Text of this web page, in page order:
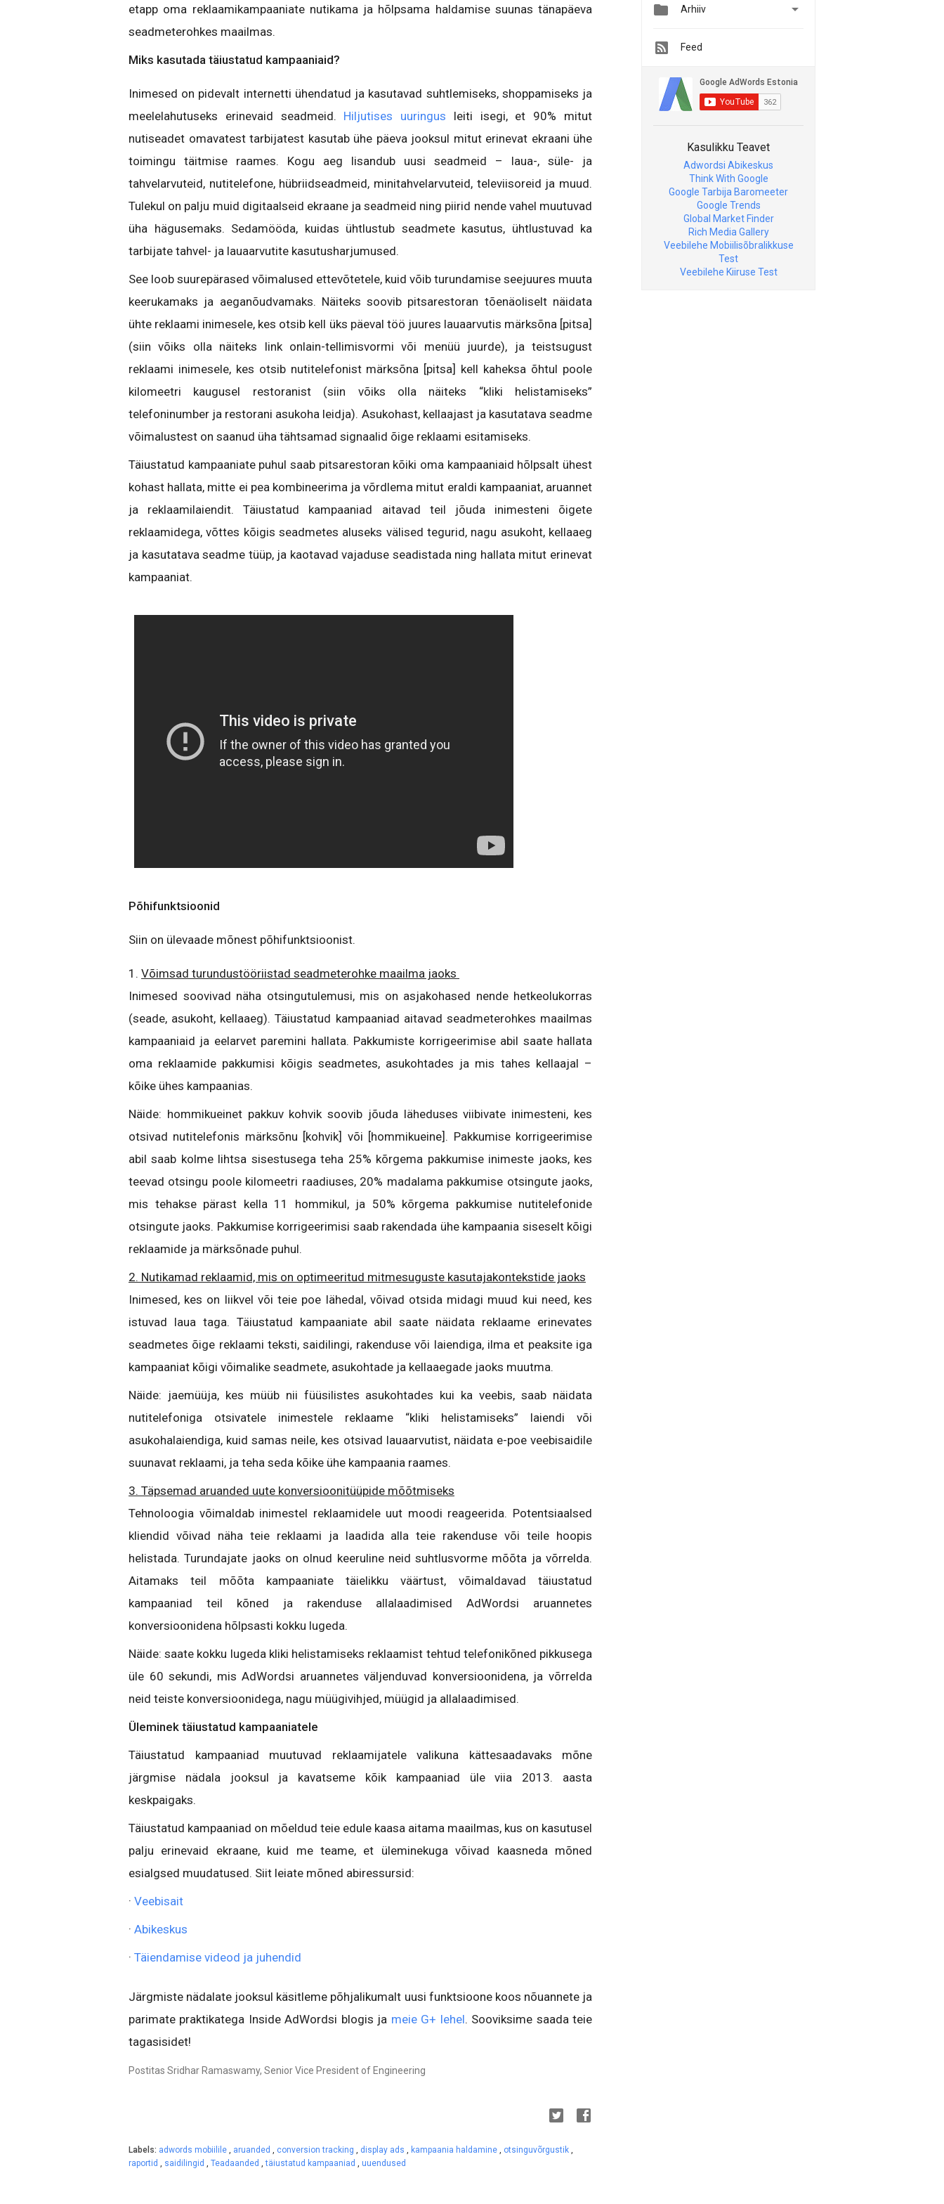
etapp oma reklaamikampaaniate nutikama ja hõlpsama haldamise suunas tänapäeva
seadmeterohkes maailmas.
Miks kasutada täiustatud kampaaniaid?
Inimesed on pidevalt internetti ühendatud ja kasutavad suhtlemiseks, shoppamiseks ja
meelelahutuseks erinevaid seadmeid. Hiljutises uuringus leiti isegi, et 90% mitut
nutiseadet omavatest tarbijatest kasutab ühe päeva jooksul mitut erinevat ekraani ühe
toimingu täitmise raames. Kogu aeg lisandub uusi seadmeid – laua-, süle- ja
tahvelarvuteid, nutitelefone, hübriidseadmeid, minitahvelarvuteid, televiisoreid ja muud.
Tulekul on palju muid digitaalseid ekraane ja seadmeid ning piirid nende vahel muutuvad
üha hägusemaks. Sedamööda, kuidas ühtlustub seadmete kasutus, ühtlustuvad ka
tarbijate tahvel- ja lauaarvutite kasutusharjumused.
See loob suurepärased võimalused ettevõtetele, kuid võib turundamise seejuures muuta
keerukamaks ja aeganõudvamaks. Näiteks soovib pitsarestoran tõenäoliselt näidata
ühte reklaami inimesele, kes otsib kell üks päeval töö juures lauaarvutis märksõna [pitsa]
(siin võiks olla näiteks link onlain-tellimisvormi või menüü juurde), ja teistsugust
reklaami inimesele, kes otsib nutitelefonist märksõna [pitsa] kell kaheksa õhtul poole
kilomeetri kaugusel restoranist (siin võiks olla näiteks “kliki helistamiseks”
telefoninumber ja restorani asukoha leidja). Asukohast, kellaajast ja kasutatava seadme
võimalustest on saanud üha tähtsamad signaalid õige reklaami esitamiseks.
Täiustatud kampaaniate puhul saab pitsarestoran kõiki oma kampaaniaid hõlpsalt ühest
kohast hallata, mitte ei pea kombineerima ja võrdlema mitut eraldi kampaaniat, aruannet
ja reklaamilaiendit. Täiustatud kampaaniad aitavad teil jõuda inimesteni õigete
reklaamidega, võttes kõigis seadmetes aluseks välised tegurid, nagu asukoht, kellaaeg
ja kasutatava seadme tüüp, ja kaotavad vajaduse seadistada ning hallata mitut erinevat
kampaaniat.
Põhifunktsioonid
Siin on ülevaade mõnest põhifunktsioonist.
1. Võimsad turundustööriistad seadmeterohke maailma jaoks
Inimesed soovivad näha otsingutulemusi, mis on asjakohased nende hetkeolukorras
(seade, asukoht, kellaaeg). Täiustatud kampaaniad aitavad seadmeterohkes maailmas
kampaaniaid ja eelarvet paremini hallata. Pakkumiste korrigeerimise abil saate hallata
oma reklaamide pakkumisi kõigis seadmetes, asukohtades ja mis tahes kellaajal –
kõike ühes kampaanias.
Näide: hommikueinet pakkuv kohvik soovib jõuda läheduses viibivate inimesteni, kes
otsivad nutitelefonis märksõnu [kohvik] või [hommikueine]. Pakkumise korrigeerimise
abil saab kolme lihtsa sisestusega teha 25% kõrgema pakkumise inimeste jaoks, kes
teevad otsingu poole kilomeetri raadiuses, 20% madalama pakkumise otsingute jaoks,
mis tehakse pärast kella 11 hommikul, ja 50% kõrgema pakkumise nutitelefonide
otsingute jaoks. Pakkumise korrigeerimisi saab rakendada ühe kampaania siseselt kõigi
reklaamide ja märksõnade puhul.
2. Nutikamad reklaamid, mis on optimeeritud mitmesuguste kasutajakontekstide jaoks
Inimesed, kes on liikvel või teie poe lähedal, võivad otsida midagi muud kui need, kes
istuvad laua taga. Täiustatud kampaaniate abil saate näidata reklaame erinevates
seadmetes õige reklaami teksti, saidilingi, rakenduse või laiendiga, ilma et peaksite iga
kampaaniat kõigi võimalike seadmete, asukohtade ja kellaaegade jaoks muutma.
Näide: jaemüüja, kes müüb nii füüsilistes asukohtades kui ka veebis, saab näidata
nutitelefoniga otsivatele inimestele reklaame “kliki helistamiseks” laiendi või
asukohalaiendiga, kuid samas neile, kes otsivad lauaarvutist, näidata e-poe veebisaidile
suunavat reklaami, ja teha seda kõike ühe kampaania raames.
3. Täpsemad aruanded uute konversioonitüüpide mõõtmiseks
Tehnoloogia võimaldab inimestel reklaamidele uut moodi reageerida. Potentsiaalsed
kliendid võivad näha teie reklaami ja laadida alla teie rakenduse või teile hoopis
helistada. Turundajate jaoks on olnud keeruline neid suhtlusvorme mõõta ja võrrelda.
Aitamaks teil mõõta kampaaniate täielikku väärtust, võimaldavad täiustatud
kampaaniad teil kõned ja rakenduse allalaadimised AdWordsi aruannetes
konversioonidena hõlpsasti kokku lugeda.
Näide: saate kokku lugeda kliki helistamiseks reklaamist tehtud telefonikõned pikkusega
üle 60 sekundi, mis AdWordsi aruannetes väljenduvad konversioonidena, ja võrrelda
neid teiste konversioonidega, nagu müügivihjed, müügid ja allalaadimised.
Üleminek täiustatud kampaaniatele
Täiustatud kampaaniad muutuvad reklaamijatele valikuna kättesaadavaks mõne
järgmise nädala jooksul ja kavatseme kõik kampaaniad üle viia 2013. aasta
keskpaigaks.
Täiustatud kampaaniad on mõeldud teie edule kaasa aitama maailmas, kus on kasutusel
palju erinevaid ekraane, kuid me teame, et üleminekuga võivad kaasneda mõned
esialgsed muudatused. Siit leiate mõned abiressursid:
· Veebisait
· Abikeskus
· Täiendamise videod ja juhendid
Järgmiste nädalate jooksul käsitleme põhjalikumalt uusi funktsioone koos nõuannete ja
parimate praktikatega Inside AdWordsi blogis ja meie G+ lehel. Sooviksime saada teie
tagasisidet!
Postitas Sridhar Ramaswamy, Senior Vice President of Engineering
Labels: adwords mobiilile , aruanded , conversion tracking , display ads , kampaania haldamine , otsinguvõrgustik ,
raportid , saidilingid , Teadaanded ,täiustatud kampaaniad , uuendused
 Arhiiv 
Feed
Kasulikku Teavet
Adwordsi Abikeskus
Think With Google
Google Tarbija Baromeeter
Google Trends
Global Market Finder
Rich Media Gallery
Veebilehe Mobiilisõbralikkuse
Test
Veebilehe Kiiruse Test